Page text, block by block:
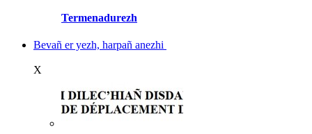
Termenadurezh
Bevañ er yezh, harpañ anezhi
X